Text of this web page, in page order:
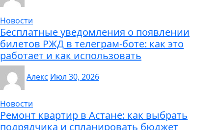
Новости
Бесплатные уведомления о появлении
билетов РЖД в телеграм-боте: как это
работает и как использовать
Алекс Июл 30, 2026
Новости
Ремонт квартир в Астане: как выбрать
подрядчика и спланировать бюджет